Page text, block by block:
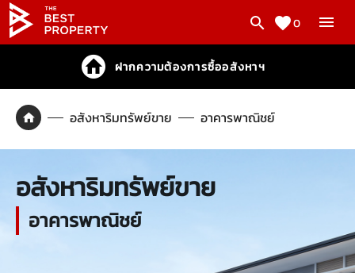
0
ฝากความต้องการซื้ออสังหาฯ
อสังหาริมทรัพย์ขาย อาคารพาณิชย์
อสังหาริมทรัพย์ขาย
อาคารพาณิชย์